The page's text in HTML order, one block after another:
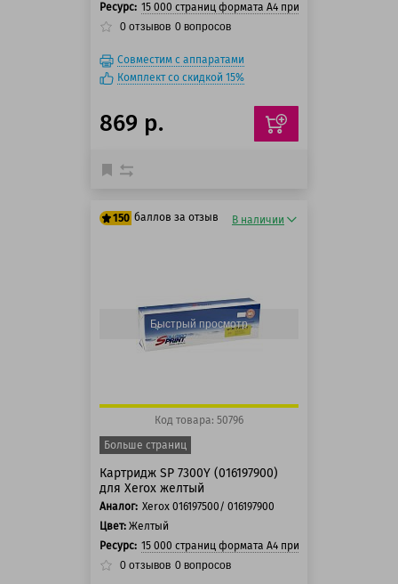
Ресурс: 15 000 страниц формата А4 при 5% заполнении
0 отзывов 0 вопросов
Совместим с аппаратами
Комплект со скидкой 15%
869 р.
150 баллов за отзыв В наличии
Быстрый просмотр
Код товара: 50796
Больше страниц
Картридж SP 7300Y (016197900)
для Xerox желтый
Аналог: Xerox 016197500/ 016197900
Цвет: Желтый
Ресурс: 15 000 страниц формата А4 при 5% заполнении
0 отзывов 0 вопросов